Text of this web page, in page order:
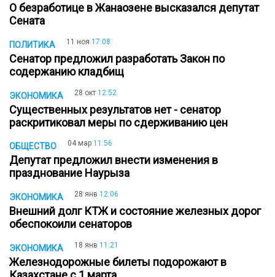
О безработице в Жанаозене высказался депутат
Сената
ПОЛИТИКА 11 ноя 17:08
Сенатор предложил разработать Закон по
содержанию кладбищ
ЭКОНОМИКА 28 окт 12:52
Существенных результатов нет - сенатор
раскритиковал меры по сдерживанию цен
ОБЩЕСТВО 04 мар 11:56
Депутат предложил внести изменения в
празднование Наурыза
ЭКОНОМИКА 28 янв 12:06
Внешний долг КТЖ и состояние железных дорог
обеспокоили сенаторов
ЭКОНОМИКА 18 янв 11:21
Железнодорожные билеты подорожают в